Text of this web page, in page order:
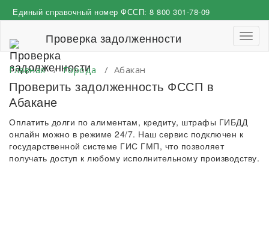
к
Единый справочный номер ФССП: 8 800 301-78-09
Проверка задолженности
Главная/Города / Абакан
Проверить задолженность ФССП в
Абакане
Оплатить долги по алиментам, кредиту, штрафы ГИБДД
онлайн можно в режиме 24/7. Наш сервис подключен к
государственной системе ГИС ГМП, что позволяет
получать доступ к любому исполнительному производству.